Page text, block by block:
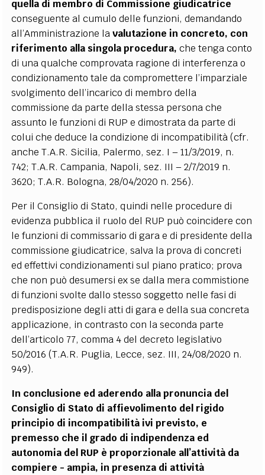
quella di membro di Commissione giudicatrice
conseguente al cumulo delle funzioni, demandando
all’Amministrazione lavalutazione in concreto, con
riferimento alla singola procedura, che tenga conto
di una qualche comprovata ragione di interferenza o
condizionamento tale da compromettere l’imparziale
svolgimento dell’incarico di membro della
commissione da parte della stessa persona che
assunto le funzioni di RUP e dimostrata da parte di
colui che deduce la condizione di incompatibilità (cfr.
anche T.A.R. Sicilia, Palermo, sez. I – 11/3/2019, n.
742; T.A.R. Campania, Napoli, sez. III – 2/7/2019 n.
3620; T.A.R. Bologna, 28/04/2020 n. 256).
Per il Consiglio di Stato, quindi nelle procedure di
evidenza pubblica il ruolo del RUP può coincidere con
le funzioni di commissario di gara e di presidente della
commissione giudicatrice, salva la prova di concreti
ed effettivi condizionamenti sul piano pratico; prova
che non può desumersi ex se dalla mera commistione
di funzioni svolte dallo stesso soggetto nelle fasi di
predisposizione degli atti di gara e della sua concreta
applicazione, in contrasto con la seconda parte
dell’articolo 77, comma 4 del decreto legislativo
50/2016 (T.A.R. Puglia, Lecce, sez. III, 24/08/2020 n.
949).
In conclusione ed aderendo alla pronuncia del
Consiglio di Stato di affievolimento del rigido
principio di incompatibilità ivi previsto, e
premesso che il grado di indipendenza ed
autonomia del RUP è proporzionale all’attività da
compiere - ampia, in presenza di attività